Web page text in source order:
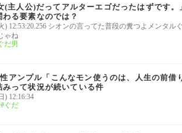
(主人公)だってアルターエゴだったはずです
る要素なのでは？
) 12:53:20.256 シオンの言ってた普段の糞つよメンタル
ゃね
だ男
アンプル「こんなモン使うのは、人生の前借
って状況が続いている件
) 12:16:34
ぐだ